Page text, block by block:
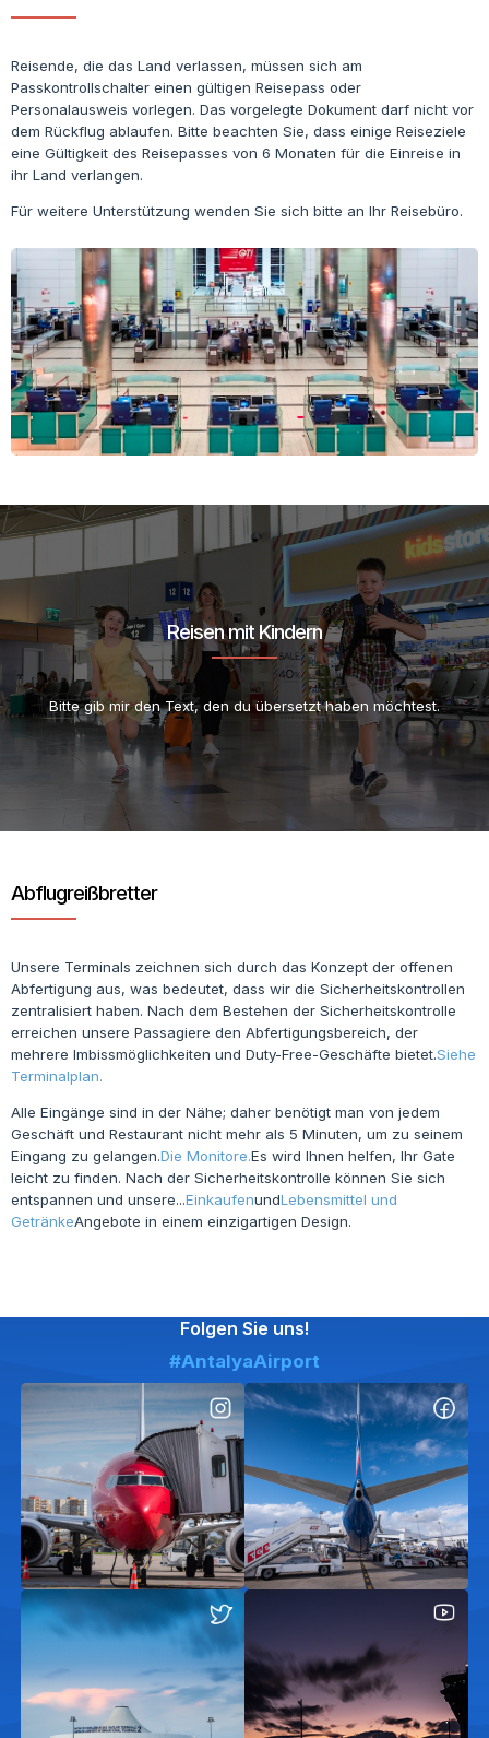
Reisende, die das Land verlassen, müssen sich am
Passkontrollschalter einen gültigen Reisepass oder
Personalausweis vorlegen. Das vorgelegte Dokument darf nicht vor
dem Rückflug ablaufen. Bitte beachten Sie, dass einige Reiseziele
eine Gültigkeit des Reisepasses von 6 Monaten für die Einreise in
ihr Land verlangen.
Für weitere Unterstützung wenden Sie sich bitte an Ihr Reisebüro.
Reisen mit Kindern
Bitte gib mir den Text, den du übersetzt haben möchtest.
Abflugreißbretter
Unsere Terminals zeichnen sich durch das Konzept der offenen
Abfertigung aus, was bedeutet, dass wir die Sicherheitskontrollen
zentralisiert haben. Nach dem Bestehen der Sicherheitskontrolle
erreichen unsere Passagiere den Abfertigungsbereich, der
mehrere Imbissmöglichkeiten und Duty-Free-Geschäfte bietet.Siehe
Terminalplan.
Alle Eingänge sind in der Nähe; daher benötigt man von jedem
Geschäft und Restaurant nicht mehr als 5 Minuten, um zu seinem
Eingang zu gelangen.Die Monitore.Es wird Ihnen helfen, Ihr Gate
leicht zu finden. Nach der Sicherheitskontrolle können Sie sich
entspannen und unsere...EinkaufenundLebensmittel und
GetränkeAngebote in einem einzigartigen Design.
Folgen Sie uns!
#AntalyaAirport